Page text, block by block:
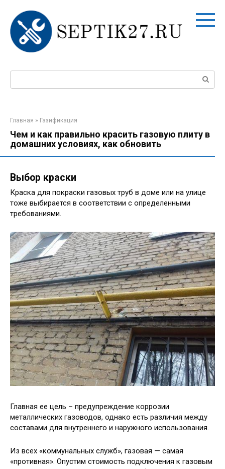
контенту
Главная » Газификация
Чем и как правильно красить газовую плиту в
домашних условиях, как обновить
Выбор краски
Краска для покраски газовых труб в доме или на улице
тоже выбирается в соответствии с определенными
требованиями.
Главная ее цель – предупреждение коррозии
металлических газоводов, однако есть различия между
составами для внутреннего и наружного использования.
Из всех «коммунальных служб», газовая — самая
«противная». Опустим стоимость подключения к газовым